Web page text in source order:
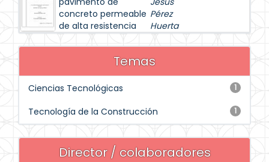
concreto permeable
de alta resistencia
Pérez
Huerta
Temas
1
Ciencias Tecnológicas
1
Tecnología de la Construcción
Director / colaboradores